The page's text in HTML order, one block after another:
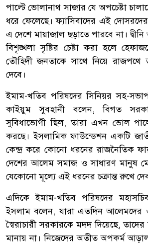
পাল্টে ভোলানাথ সাজার যে অপচেষ্টা
ধরে ফেলেছে। ফ্যাসিবাদের এই
এ দেশে মায়াজাল ছড়াতে পারবে না।
বিশৃঙ্খলা সৃষ্টির চেষ্টা করা হলে
তৌহিদী জনতাকে সাথে নিয়ে রাজপথে
দেবে।
ইমাম-খতিব পরিষদের সিনিয়র সহ-
কাইয়ুম সুবহানী বলেন, বিগত
সুবিধাভোগী ছিল, তারা এখন ভোল
করছে। ইসলামিক ফাউন্ডেশন একটি
কেন্দ্র করে কোনো ধরনের রাজনৈতিক
দেশের আলেম সমাজ ও সাধারণ মানুষ
যেকোনো মূল্যে এই ধরনের চক্রান্ত রুখে
​এদিকে ইমাম-খতিব পরিষদের
ইসলাম বলেন, যারা এতদিন আলেমদের
স্বৈরাচারী সরকারকে মদদ দিয়েছে,
মানায় না। নিজেদের অতীত অপকর্ম